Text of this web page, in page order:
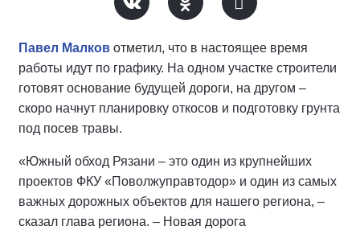
Павел Малков отметил, что в настоящее время
работы идут по графику. На одном участке строители
готовят основание будущей дороги, на другом –
скоро начнут планировку откосов и подготовку грунта
под посев травы.
«Южный обход Рязани – это один из крупнейших
проектов ФКУ «Поволжуправтодор» и один из самых
важных дорожных объектов для нашего региона, –
сказал глава региона. – Новая дорога